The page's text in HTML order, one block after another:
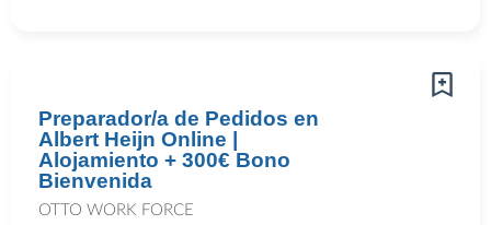
Preparador/a de Pedidos en
Albert Heijn Online |
Alojamiento + 300€ Bono
Bienvenida
OTTO WORK FORCE